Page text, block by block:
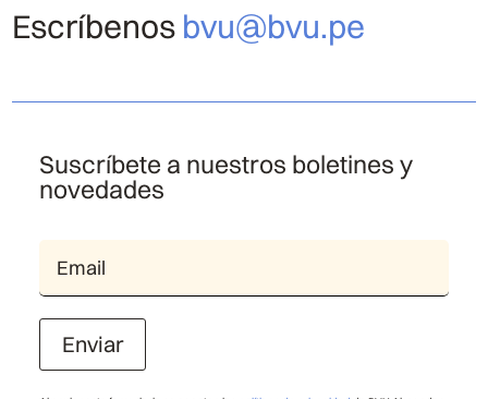
Escríbenos bvu@bvu.pe
Suscríbete a nuestros boletines y
novedades
Enviar